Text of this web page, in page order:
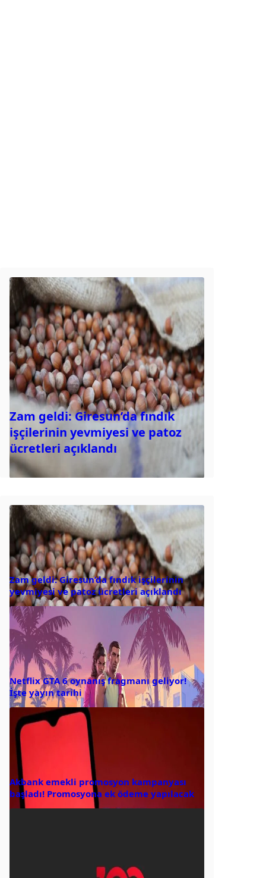
Zam geldi: Giresun’da fındık
işçilerinin yevmiyesi ve patoz
ücretleri açıklandı
Zam geldi: Giresun’da fındık işçilerinin
yevmiyesi ve patoz ücretleri açıklandı
Netflix GTA 6 oynanış fragmanı geliyor!
İşte yayın tarihi
Akbank emekli promosyon kampanyası
başladı! Promosyona ek ödeme yapılacak